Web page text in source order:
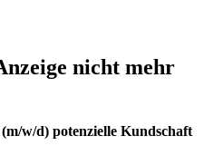
nicht mehr
w/d) potenzielle Kundschaft